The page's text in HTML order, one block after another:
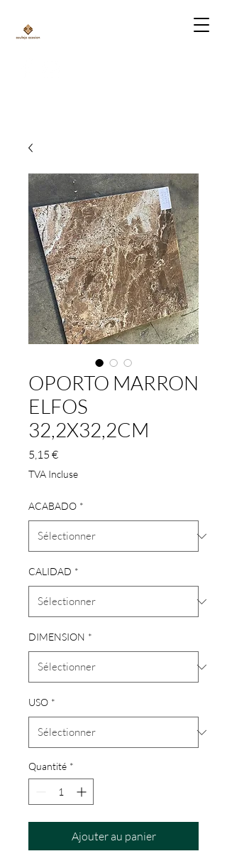
OPORTO MARRON
ELFOS
32,2X32,2CM
5,15 €Prix
TVA Incluse
ACABADO *
CALIDAD *
DIMENSION *
USO *
Quantité *
Ajouter au panier